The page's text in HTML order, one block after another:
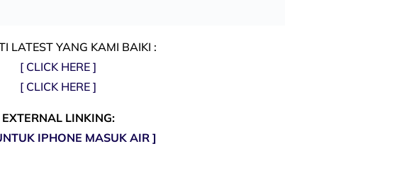
LATEST YANG KAMI BAIKI :
[ CLICK HERE ]
[ CLICK HERE ]
EXTERNAL LINKING:
IPHONE MASUK AIR ]